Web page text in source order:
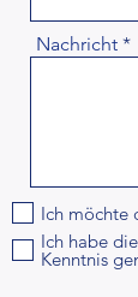
Nachricht
Ich möchte
Ich habe
Kenntnis